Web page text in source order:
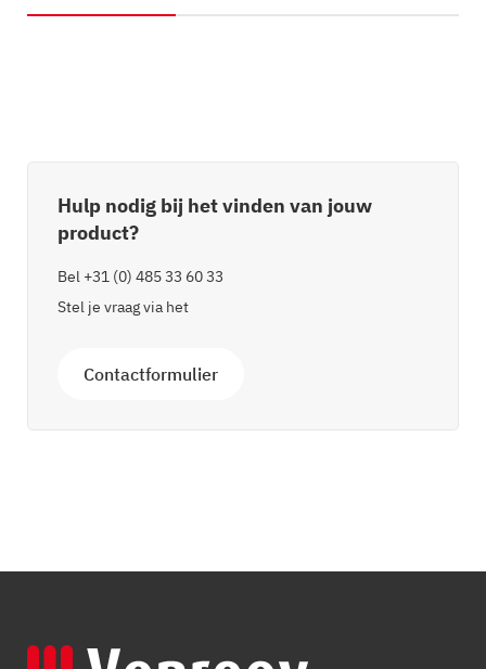
Hulp nodig bij het vinden van jouw
product?
Bel +31 (0) 485 33 60 33
Stel je vraag via het
Contactformulier